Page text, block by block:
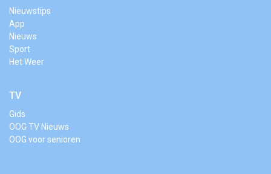
Nieuwstips
App
Nieuws
Sport
Het Weer
TV
Gids
OOG TV Nieuws
OOG voor senioren